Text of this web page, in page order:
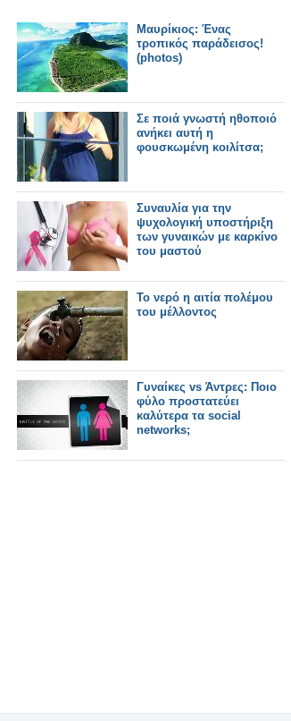
Μαυρίκιος: Ένας
τροπικός παράδεισος!
(photos)
Σε ποιά γνωστή ηθοποιό
ανήκει αυτή η
φουσκωμένη κοιλίτσα;
Συναυλία για την
ψυχολογική υποστήριξη
των γυναικών με καρκίνο
του μαστού
Το νερό η αιτία πολέμου
του μέλλοντος
Γυναίκες vs Άντρες: Ποιο
φύλο προστατεύει
καλύτερα τα social
networks;